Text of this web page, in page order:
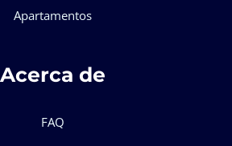
Apartamentos
Acerca de
FAQ